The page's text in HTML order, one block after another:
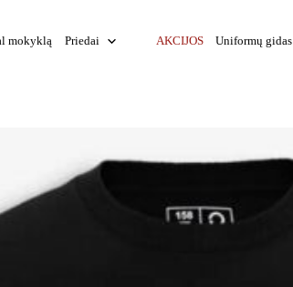
mokyklą Priedai AKCIJOS Uniformų gidas